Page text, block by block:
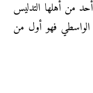
من أهلها التدليس
الواسطي فهو أول من